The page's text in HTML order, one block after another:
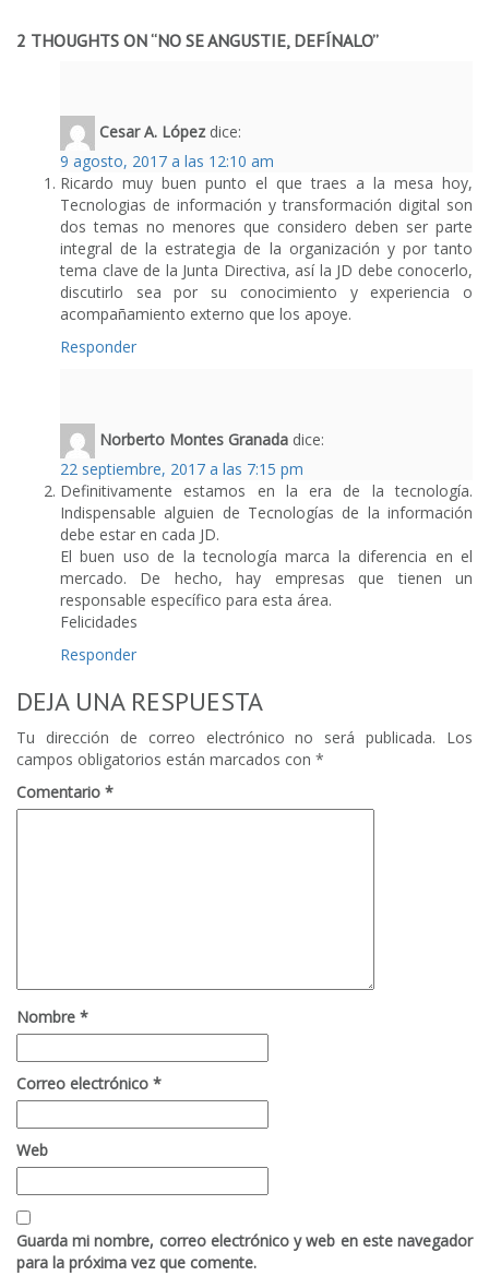
2 THOUGHTS ON “NO SE ANGUSTIE, DEFÍNALO”
Cesar A. López dice:
9 agosto, 2017 a las 12:10 am
Ricardo muy buen punto el que traes a la mesa hoy,
Tecnologias de información y transformación digital son
dos temas no menores que considero deben ser parte
integral de la estrategia de la organización y por tanto
tema clave de la Junta Directiva, así la JD debe conocerlo,
discutirlo sea por su conocimiento y experiencia o
acompañamiento externo que los apoye.
Responder
Norberto Montes Granada dice:
22 septiembre, 2017 a las 7:15 pm
Definitivamente estamos en la era de la tecnología.
Indispensable alguien de Tecnologías de la información
debe estar en cada JD.
El buen uso de la tecnología marca la diferencia en el
mercado. De hecho, hay empresas que tienen un
responsable específico para esta área.
Felicidades
Responder
DEJA UNA RESPUESTA
Tu dirección de correo electrónico no será publicada.
Los
campos obligatorios están marcados con *
Comentario *
Nombre *
Correo electrónico *
Web
Guarda mi nombre, correo electrónico y web en este navegador
para la próxima vez que comente.